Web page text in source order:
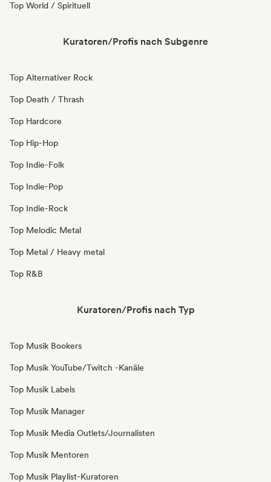
Top World / Spirituell
Kuratoren/Profis nach Subgenre
Top Alternativer Rock
Top Death / Thrash
Top Hardcore
Top Hip-Hop
Top Indie-Folk
Top Indie-Pop
Top Indie-Rock
Top Melodic Metal
Top Metal / Heavy metal
Top R&B
Kuratoren/Profis nach Typ
Top Musik Bookers
Top Musik YouTube/Twitch -Kanäle
Top Musik Labels
Top Musik Manager
Top Musik Media Outlets/Journalisten
Top Musik Mentoren
Top Musik Playlist-Kuratoren